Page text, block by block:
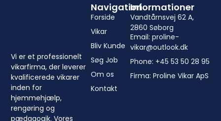
Vi er et professionelt
vikarfirma, der leverer
kvalificerede vikarer
inden for
hjemmehjælp,
rengøring og
pædagogik. Vores
Navigation
Forside
Vikar
Bliv Kunde
Søg Job
Om os
Kontakt
Informationer
Vandtårnsvej 62 A,
2860 Søborg
Email: proline-
vikar@outlook.dk
Phone: +45 53 50 28 95
Firma: Proline Vikar ApS